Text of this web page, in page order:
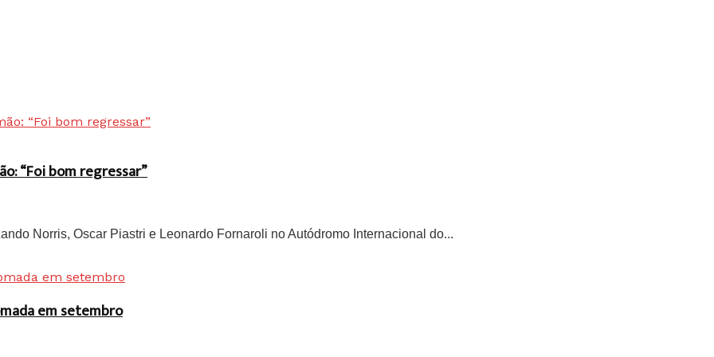
“Foi bom regressar”
Norris, Oscar Piastri e Leonardo Fornaroli no Autódromo Internacional do...
em setembro